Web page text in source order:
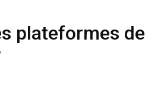
plateformes de